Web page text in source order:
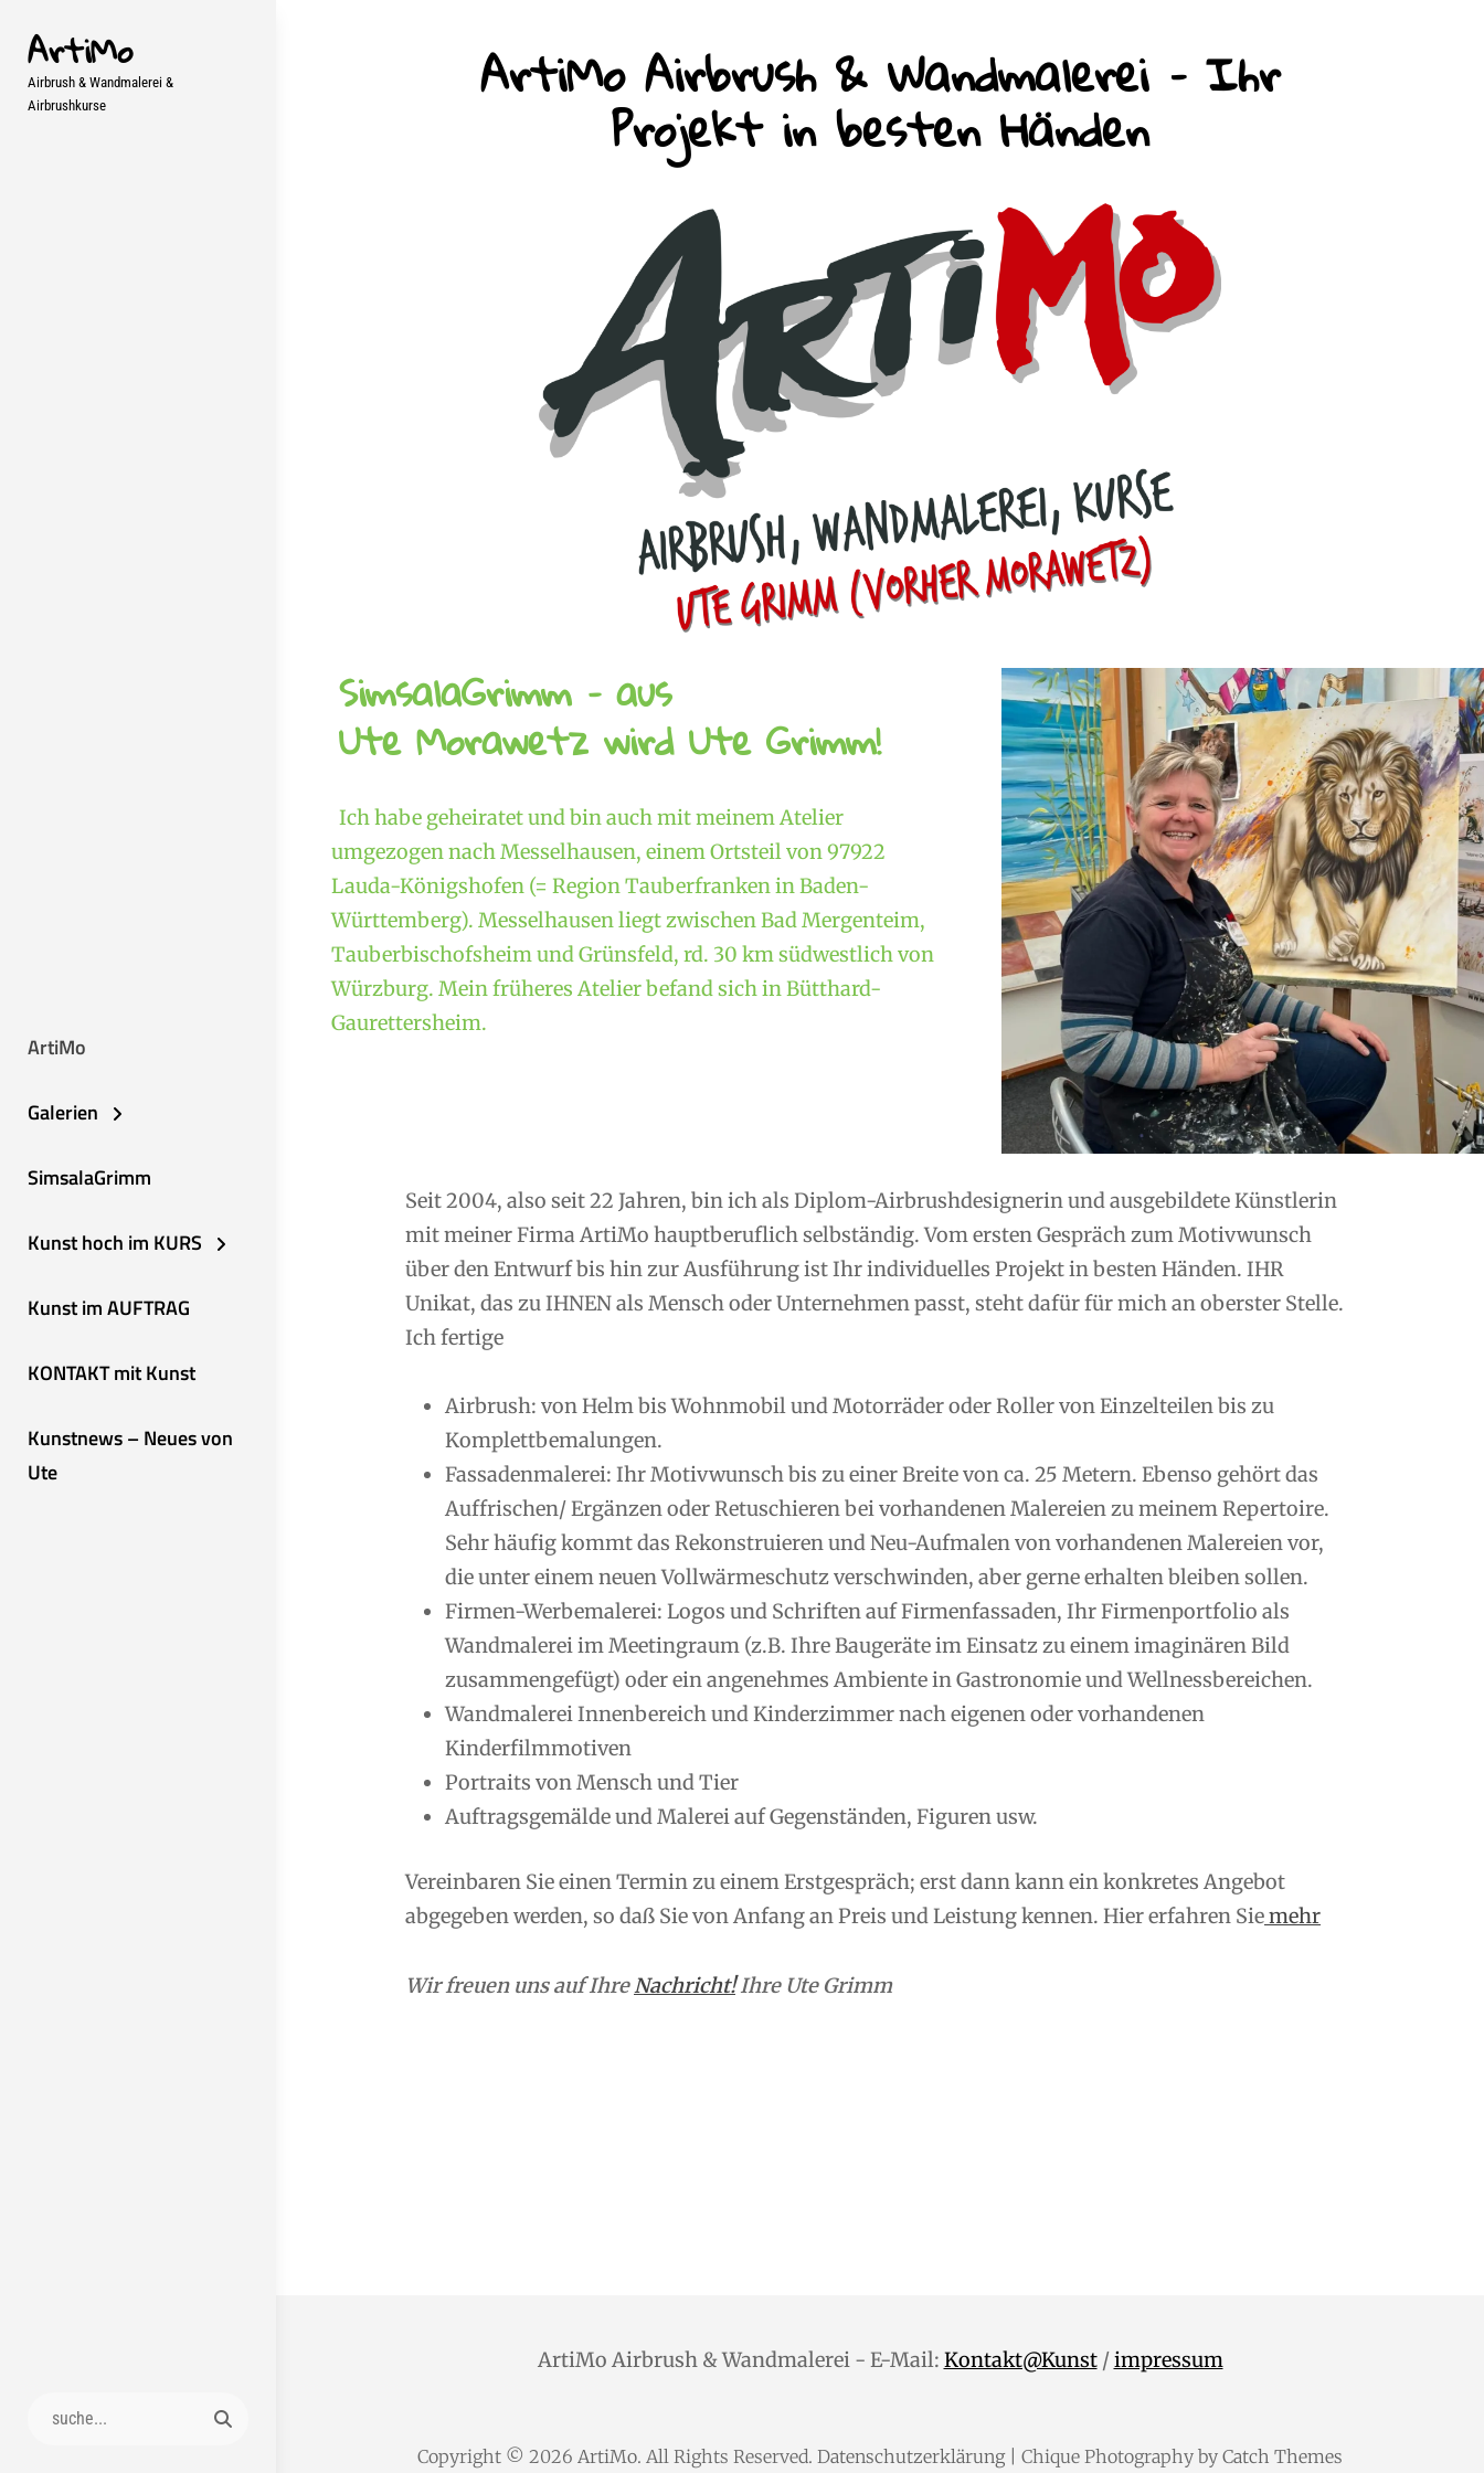
content
ArtiMo
Airbrush & Wandmalerei &
Airbrushkurse
ArtiMo
Galerien
SimsalaGrimm
Kunst hoch im KURS
Kunst im AUFTRAG
KONTAKT mit Kunst
Kunstnews – Neues von
Ute
Search
ArtiMo Airbrush & Wandmalerei – Ihr
Projekt in besten Händen
SimsalaGrimm – aus
Ute Morawetz wird Ute Grimm!
Ich habe geheiratet und bin auch mit meinem Atelier
umgezogen nach Messelhausen, einem Ortsteil von 97922
Lauda-Königshofen (= Region Tauberfranken in Baden-
Württemberg). Messelhausen liegt zwischen Bad Mergenteim,
Tauberbischofsheim und Grünsfeld, rd. 30 km südwestlich von
Würzburg. Mein früheres Atelier befand sich in Bütthard-
Gaurettersheim.
Seit 2004, also seit 22 Jahren, bin ich als Diplom-Airbrushdesignerin und ausgebildete Künstlerin
mit meiner Firma ArtiMo hauptberuflich selbständig. Vom ersten Gespräch zum Motivwunsch
über den Entwurf bis hin zur Ausführung ist Ihr individuelles Projekt in besten Händen. IHR
Unikat, das zu IHNEN als Mensch oder Unternehmen passt, steht dafür für mich an oberster Stelle.
Ich fertige
Airbrush: von Helm bis Wohnmobil und Motorräder oder Roller von Einzelteilen bis zu
Komplettbemalungen.
Fassadenmalerei: Ihr Motivwunsch bis zu einer Breite von ca. 25 Metern. Ebenso gehört das
Auffrischen/ Ergänzen oder Retuschieren bei vorhandenen Malereien zu meinem Repertoire.
Sehr häufig kommt das Rekonstruieren und Neu-Aufmalen von vorhandenen Malereien vor,
die unter einem neuen Vollwärmeschutz verschwinden, aber gerne erhalten bleiben sollen.
Firmen-Werbemalerei: Logos und Schriften auf Firmenfassaden, Ihr Firmenportfolio als
Wandmalerei im Meetingraum (z.B. Ihre Baugeräte im Einsatz zu einem imaginären Bild
zusammengefügt) oder ein angenehmes Ambiente in Gastronomie und Wellnessbereichen.
Wandmalerei Innenbereich und Kinderzimmer nach eigenen oder vorhandenen
Kinderfilmmotiven
Portraits von Mensch und Tier
Auftragsgemälde und Malerei auf Gegenständen, Figuren usw.
Vereinbaren Sie einen Termin zu einem Erstgespräch; erst dann kann ein konkretes Angebot
abgegeben werden, so daß Sie von Anfang an Preis und Leistung kennen. Hier erfahren Siemehr
Wir freuen uns auf Ihre Nachricht!Ihre Ute Grimm
ArtiMo Airbrush & Wandmalerei - E-Mail: Kontakt@Kunst/impressum
Copyright © 2026 ArtiMo. All Rights Reserved. Datenschutzerklärung| Chique Photography by Catch Themes